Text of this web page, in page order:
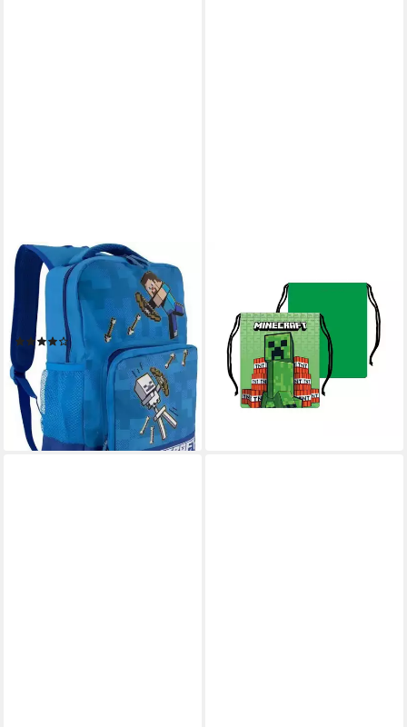
MINECRAFT
Tagesrucksack MINECRAFT
Rucksack Tasche Kinder +
Jugendliche Blau
(9)
20,80 € 24,80 €
-16%
lieferbar - in 3-4 Werktagen bei dir
Turnbeutel Minecraft Lunch-
Tasche 26,5cm Kinder
Brottasche Creeper (1-tlg)
7,95 €
UVP20,99 €
-62%
lieferbar - in 9-11 Werktagen bei